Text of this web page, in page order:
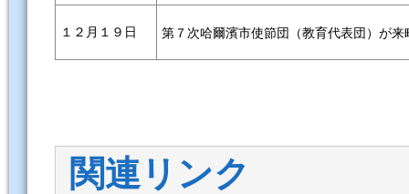
１２月１９日 第７次哈爾濱市使節団（教育代表団）が
関連リンク